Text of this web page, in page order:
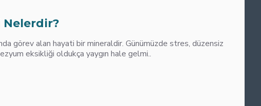
görev alan hayati bir mineraldir. Günümüzde stres, düzensiz
eksikliği oldukça yaygın hale gelmi..